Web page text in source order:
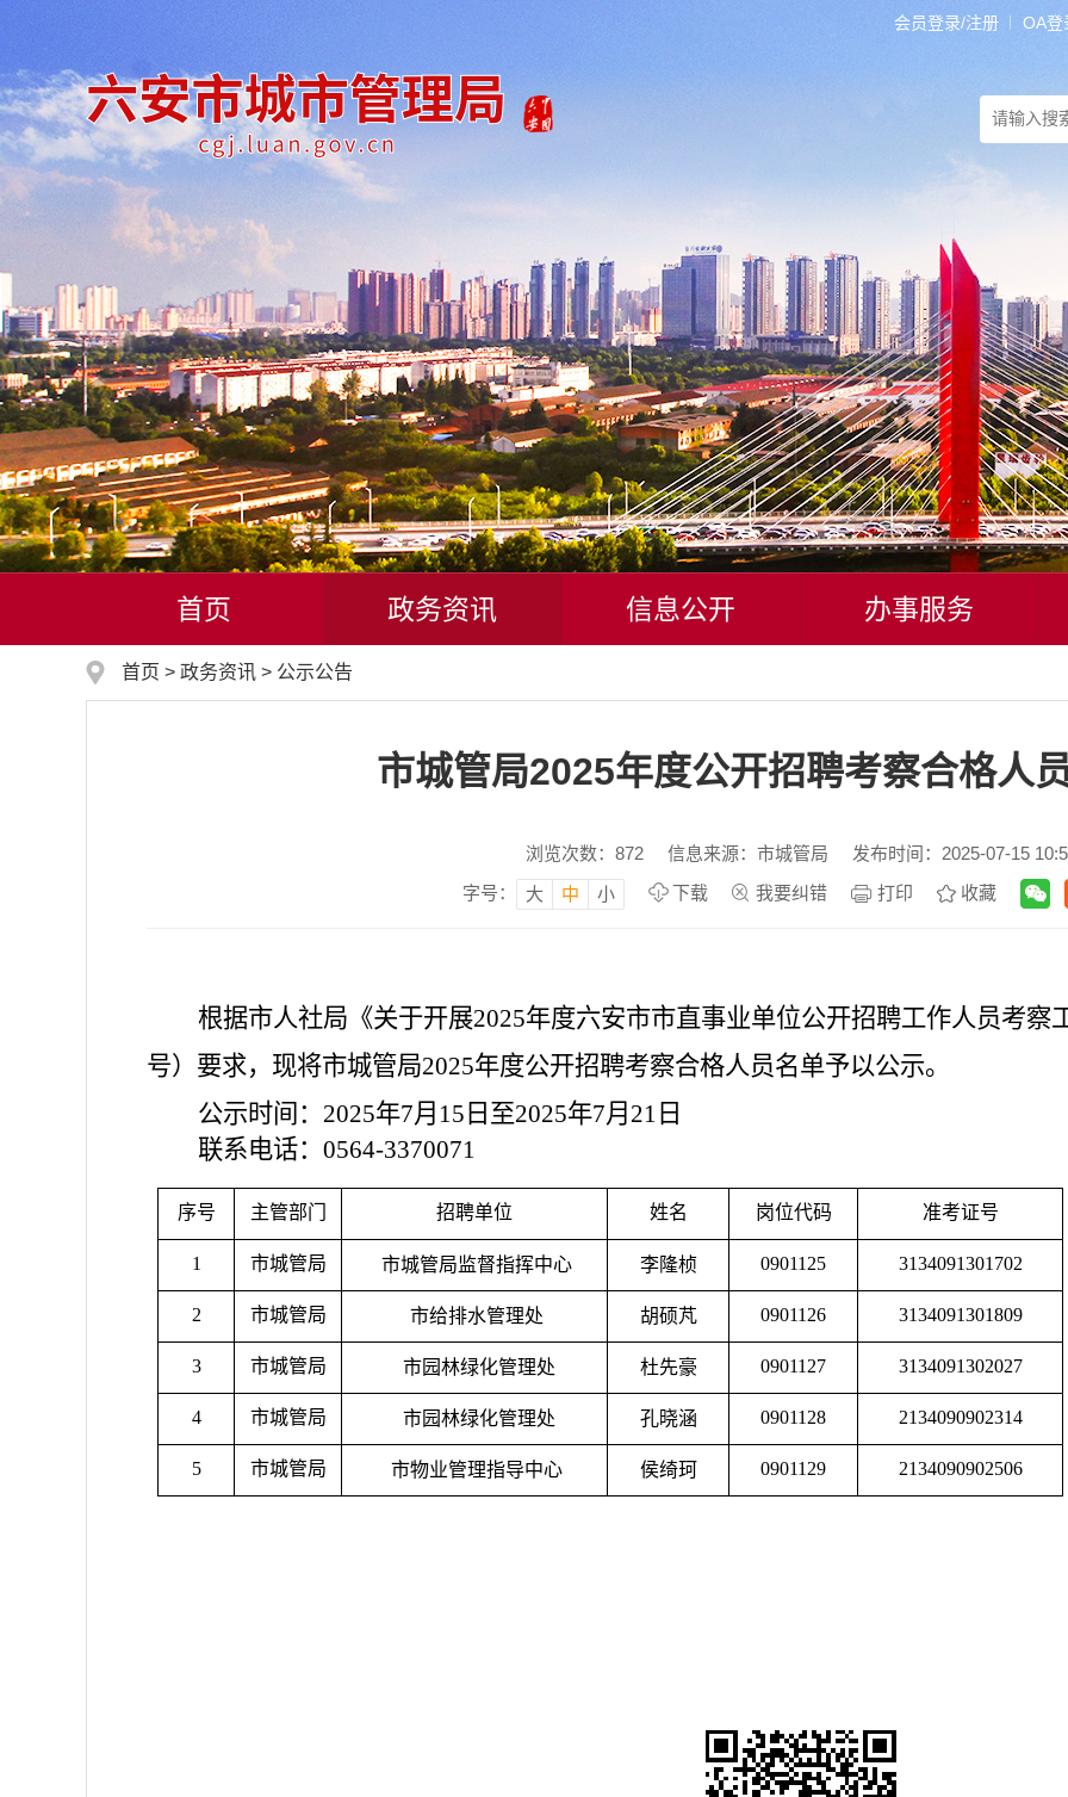
会员登录/注册 OA登
首页 政务资讯 信息公开 办事服务
首页 > 政务资讯 > 公示公告
市城管局2025年度公开招聘考察合格人
浏览次数： 872 信息来源：市城管局
发布时间：2025-07-15
字号：
大 中 小 下载 我要纠错 打印 收藏
根据市人社局 《关于开展2025年度六安市市直事业单位公开招聘工作人员考察
号）要求， 现将市城管局2025年度公开招聘考察合格人员名单予以公示。
公示时间： 2025年7月15日至2025年7月21日
联系电话： 0564-3370071
序号 主管部门 招聘单位 姓名 岗位代码 准考证号
1 市城管局 市城管局监督指挥中心 李隆桢 0901125 3134091301702
2 市城管局 市给排水管理处 胡硕芃 0901126 3134091301809
3 市城管局 市园林绿化管理处 杜先豪 0901127 3134091302027
4 市城管局 市园林绿化管理处 孔晓涵 0901128 2134090902314
5 市城管局 市物业管理指导中心 侯绮珂 0901129 2134090902506